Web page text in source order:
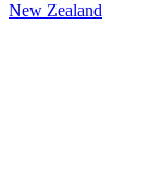
New Zealand